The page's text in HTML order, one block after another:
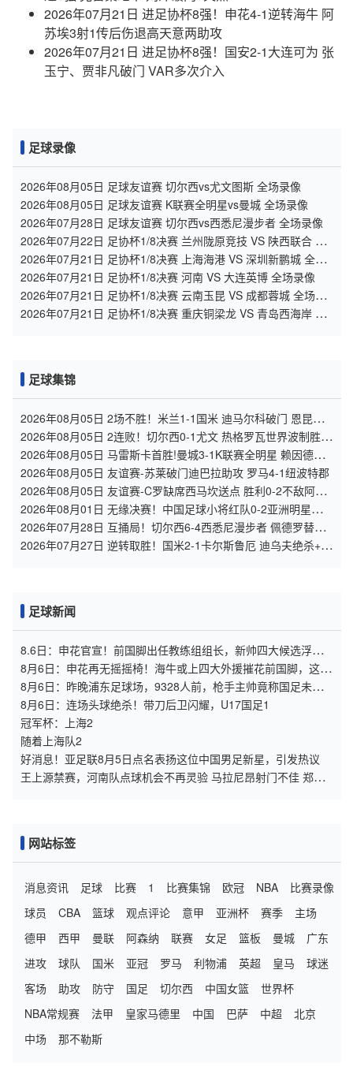
2026年07月21日 进足协杯8强！申花4-1逆转海牛 阿
苏埃3射1传后伤退高天意两助攻
2026年07月21日 进足协杯8强！国安2-1大连可为 张
玉宁、贾非凡破门 VAR多次介入
足球录像
2026年08月05日 足球友谊赛 切尔西vs尤文图斯 全场录像
2026年08月05日 足球友谊赛 K联赛全明星vs曼城 全场录像
2026年07月28日 足球友谊赛 切尔西vs西悉尼漫步者 全场录像
2026年07月22日 足协杯1/8决赛 兰州陇原竞技 VS 陕西联合 全
场录像
2026年07月21日 足协杯1/8决赛 上海海港 VS 深圳新鹏城 全场
录像
2026年07月21日 足协杯1/8决赛 河南 VS 大连英博 全场录像
2026年07月21日 足协杯1/8决赛 云南玉昆 VS 成都蓉城 全场录
像
2026年07月21日 足协杯1/8决赛 重庆铜梁龙 VS 青岛西海岸 全
足球集锦
2026年08月05日 2场不胜！米兰1-1国米 迪马尔科破门 恩昆库
造点+点射拉莫斯登场
2026年08月05日 2连败！切尔西0-1尤文 热格罗瓦世界波制胜穆
德里克时隔614天复出
2026年08月05日 马雷斯卡首胜!曼城3-1K联赛全明星 赖因德斯
努里破门塞梅尼奥助攻
2026年08月05日 友谊赛-苏莱破门迪巴拉助攻 罗马4-1纽波特郡
2026年08月05日 友谊赛-C罗缺席西马坎送点 胜利0-2不敌阿尔
梅里亚
2026年08月01日 无缘决赛！中国足球小将红队0-2亚洲明星联，
后者决赛战杭州足管
2026年07月28日 互捅局！切尔西6-4西悉尼漫步者 佩德罗替补3
射1传阿隆索开门红
2026年07月27日 逆转取胜！国米2-1卡尔斯鲁厄 迪乌夫绝杀+双
足球新闻
8.6日：申花官宣！前国脚出任教练组组长，新帅四大候选浮
出，于汉超救火？
8月6日：申花再无摇摇椅！海牛或上四大外援摧花前国脚，这套
阵容踢中甲都困难
8月6日：昨晚浦东足球场，9328人前，枪手主帅竟称国足未来
是他
8月6日：连场头球绝杀！带刀后卫闪耀，U17国足1
冠军杯：上海2
随着上海队2
好消息！亚足联8月5日点名表扬这位中国男足新星，引发热议
王上源禁赛，河南队点球机会不再灵验 马拉尼昂射门不佳 郑智
网站标签
消息资讯 足球 比赛 1 比赛集锦 欧冠 NBA
比赛录像
球员
CBA 篮球 观点评论 意甲 亚洲杯 赛季
主场
德甲
西甲 曼联 阿森纳 联赛 女足 篮板 曼城
广东
进攻
球队 国米 亚冠 罗马 利物浦 英超 皇马
球迷
客场
助攻 防守 国足 切尔西 中国女篮
世界杯
NBA常规赛
法甲 皇家马德里 中国 巴萨 中超
北京
中场
那不勒斯